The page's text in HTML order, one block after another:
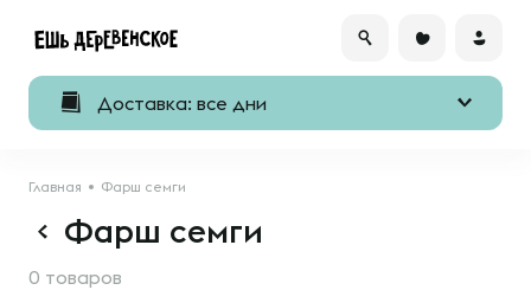
Доставка: все дни
Главная Фарш семги
Фарш семги
0 товаров